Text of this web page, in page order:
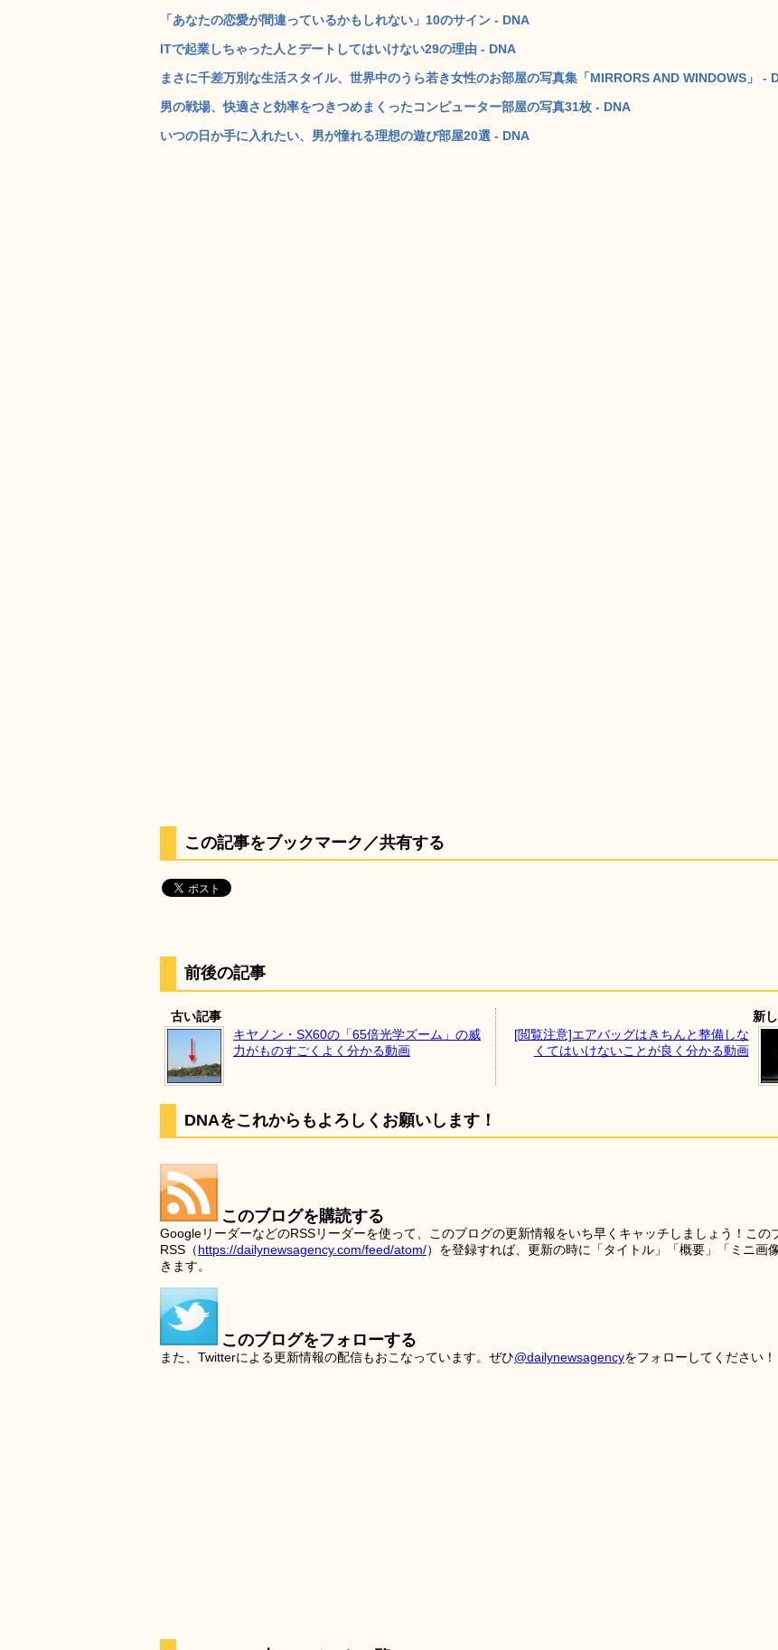
「あなたの恋愛が間違っているかもしれない」10のサイン - DNA
ITで起業しちゃった人とデートしてはいけない29の理由 - DNA
まさに千差万別な生活スタイル、世界中のうら若き女性のお部屋の写真集「MIRRORS AND WINDOWS」 -
男の戦場、快適さと効率をつきつめまくったコンピューター部屋の写真31枚 - DNA
いつの日か手に入れたい、男が憧れる理想の遊び部屋20選 - DNA
この記事をブックマーク／共有する
前後の記事
古い記事
キヤノン・SX60の「65倍光学ズーム」の威
力がものすごくよく分かる動画
新
[閲覧注意]エアバッグはきちんと整備しな
くてはいけないことが良く分かる動画
DNAをこれからもよろしくお願いします！
このブログを購読する
GoogleリーダーなどのRSSリーダーを使って、このブログの更新情報をいち早くキャッチしましょう！この
RSS（https://dailynewsagency.com/feed/atom/）を登録すれば、更新の時に「タイトル」「概要」「ミニ画
きます。
このブログをフォローする
また、Twitterによる更新情報の配信もおこなっています。ぜひ@dailynewsagencyをフォローしてください！